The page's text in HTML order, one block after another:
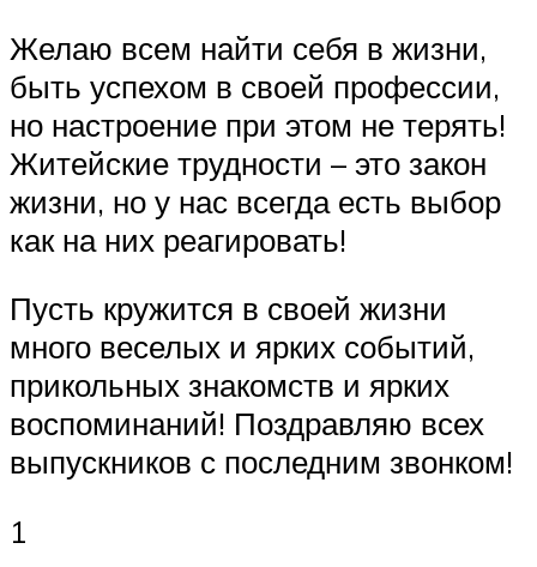
Желаю всем найти себя в жизни,
быть успехом в своей профессии,
но настроение при этом не терять!
Житейские трудности – это закон
жизни, но у нас всегда есть выбор
как на них реагировать!
Пусть кружится в своей жизни
много веселых и ярких событий,
прикольных знакомств и ярких
воспоминаний! Поздравляю всех
выпускников с последним звонком!
1